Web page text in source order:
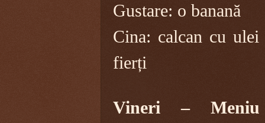
Gustare: o banană
Cina: calcan cu
fierți
Vineri – Meniu